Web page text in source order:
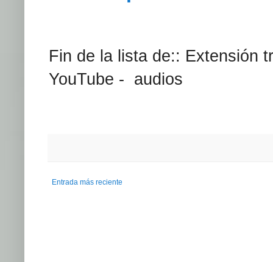
Fin de la lista de:: Extensión
YouTube - audios
Entrada más reciente